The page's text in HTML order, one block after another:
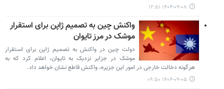
۱۴۰۴-۰۹-۰۸ ۱۲:۵۱
واکنش چین به تصمیم ژاپن برای استقرار
موشک در مرز تایوان
دولت چین در واکنش به تصمیم ژاپن برای استقرار
موشک در جزایر نزدیک به تایوان، اعلام کرد که به
هرگونه دخالت خارجی در امور این جزیره، واکنش قاطع نشان خواهد داد.
۱۴۰۴-۰۹-۰۵ ۰۹:۵۰